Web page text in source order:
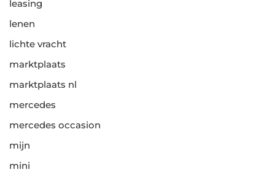
leasing
lenen
lichte vracht
marktplaats
marktplaats nl
mercedes
mercedes occasion
mijn
mini